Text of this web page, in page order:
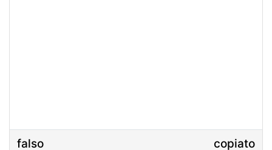
falso copiato